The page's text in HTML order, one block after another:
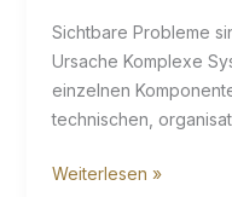
Sichtbare Probleme
Ursache Komplexe
einzelnen
technischen,
Komplexität
Weiterlesen »